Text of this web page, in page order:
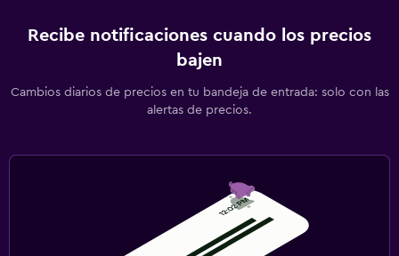
Recibe notificaciones cuando los precios
bajen
Cambios diarios de precios en tu bandeja de entrada: solo con las
alertas de precios.